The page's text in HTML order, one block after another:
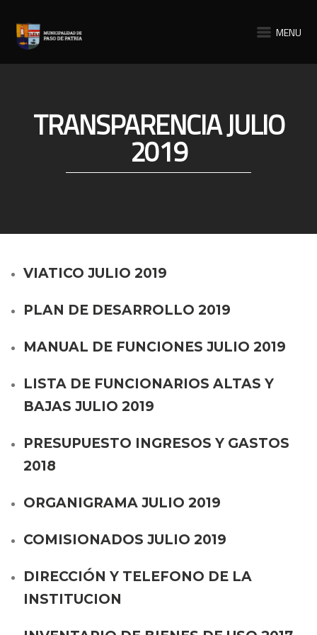
MENU
TRANSPARENCIA JULIO
2019
VIATICO JULIO 2019
PLAN DE DESARROLLO 2019
MANUAL DE FUNCIONES JULIO 2019
LISTA DE FUNCIONARIOS ALTAS Y
BAJAS JULIO 2019
PRESUPUESTO INGRESOS Y GASTOS
2018
ORGANIGRAMA JULIO 2019
COMISIONADOS JULIO 2019
DIRECCIÓN Y TELEFONO DE LA
INSTITUCION